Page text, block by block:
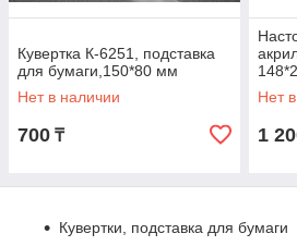
Кувертка К-6251, подставка
для бумаги,150*80 мм
Нет в наличии
700 ₸
Нет
1
Кувертки, подставка для бумаги